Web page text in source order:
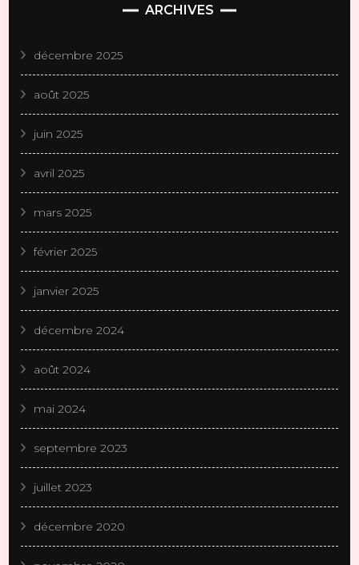
ARCHIVES
décembre 2025
août 2025
juin 2025
avril 2025
mars 2025
février 2025
janvier 2025
décembre 2024
août 2024
mai 2024
septembre 2023
juillet 2023
décembre 2020